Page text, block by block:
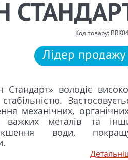
Код товару:
Лідер продажу
Стандарт» володіє
механічних,
важких металів та
води,